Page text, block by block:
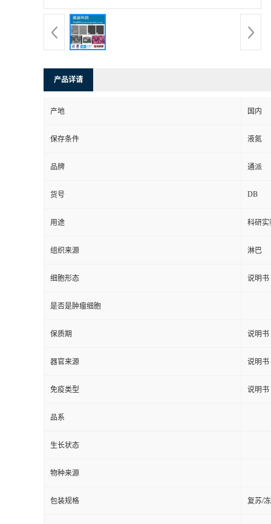
产品详请
产地 国内
保存条件 液氮
品牌 通派
货号 DB
用途 科研实
组织来源 淋巴
细胞形态 说明书
是否是肿瘤细胞
保质期 说明书
器官来源 说明书
免疫类型 说明书
品系
生长状态
物种来源
包装规格 复苏/